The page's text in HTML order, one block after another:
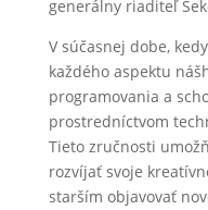
generálny riaditeľ
V súčasnej dobe,
každého aspektu
programovania a
prostredníctvom
Tieto zručnosti
rozvíjať svoje
starším objavovať